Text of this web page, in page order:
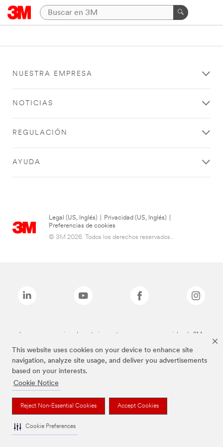
This website uses cookies on your device to enhance site
navigation, analyze site usage, and deliver you advertisements
based on your interests.
Cookie Notice
Reject Non-Essential Cookies Accept Cookies
Cookie Preferences
NUESTRA EMPRESA
NOTICIAS
REGULACIÓN
AYUDA
Legal (US, Inglés) Privacidad (US, Inglés)
Preferencias de cookies
© 3M 2026. Todos los derechos reservados..
Las marcas mencionadas anteriormente son marcas comerciales de 3M.